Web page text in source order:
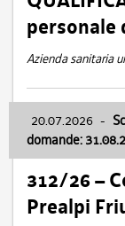
personale
Azienda sanitaria
20.07.2026 -
domande:
312/26 –
Prealpi